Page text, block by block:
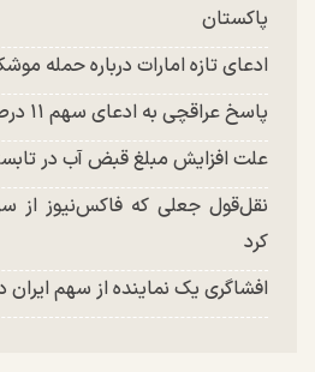
پاکستان
ادعای تازه امارات درباره حمله
پاسخ عراقچی به ادعای سهم ۱۱ درصدی ایران از خزر
علت افزایش مبلغ قبض آب در
نقل‌قول جعلی که فاکس‌نیوز از
کرد
افشاگری یک نماینده از سهم ایران